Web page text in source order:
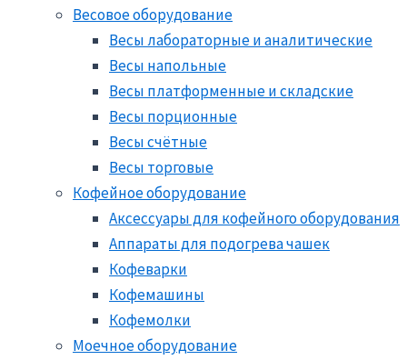
Весовое оборудование
Весы лабораторные и аналитические
Весы напольные
Весы платформенные и складские
Весы порционные
Весы счётные
Весы торговые
Кофейное оборудование
Аксессуары для кофейного оборудования
Аппараты для подогрева чашек
Кофеварки
Кофемашины
Кофемолки
Моечное оборудование